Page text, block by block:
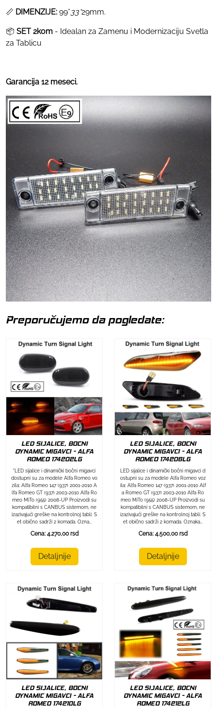
📏 DIMENZIJE: 99*33*29mm.
📦 SET 2kom - Idealan za Zamenu i Modernizaciju Svetla
za Tablicu
Garancija 12 meseci.
Preporučujemo da pogledate:
LED SIJALICE, BOCNI
DYNAMIC MIGAVCI - ALFA
ROMEO 174202LG
"LED sijalice i dinamički bočni migavci
dostupni su za modele Alfa Romeo vo
zila: Alfa Romeo 147 (937) 2001-2010 A
lfa Romeo GT (937) 2003-2010 Alfa Ro
meo MiTo (955) 2008-UP Proizvodi su
kompatibilni s CANBUS sistemom, ne
izazivajući greške na kontrolnoj tabli. S
et obično sadrži 2 komada. Ozna...
Cena: 4.270,00 rsd
Detaljnije
LED SIJALICE, BOCNI
DYNAMIC MIGAVCI - ALFA
ROMEO 174206LG
LED sijalice i dinamički bočni migavci d
ostupni su za modele Alfa Romeo voz
ila: Alfa Romeo 147 (937) 2001-2010 Alf
a Romeo GT (937) 2003-2010 Alfa Ro
meo MiTo (955) 2008-UP Proizvodi su
kompatibilni s CANBUS sistemom, ne
izazivajući greške na kontrolnoj tabli. S
et obično sadrži 2 komada. Oznaka...
Cena: 4.500,00 rsd
Detaljnije
LED SIJALICE, BOCNI
DYNAMIC MIGAVCI - ALFA
ROMEO 174210LG
LED SIJALICE, BOCNI
DYNAMIC MIGAVCI - ALFA
ROMEO 174212LG